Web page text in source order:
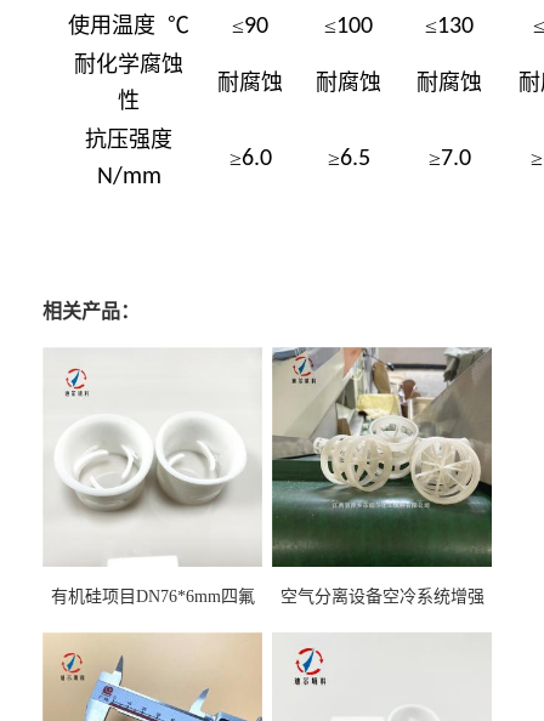
使用温度 ℃
≤90 ≤100 ≤130
≤
耐化学腐蚀
性
耐腐蚀 耐腐蚀 耐腐蚀
抗压强度
N/mm
≥6.0 ≥6.5 ≥7.0 ≥
相关产品：
有机硅项目DN76*6mm四氟
空气分离设备空冷系统增强